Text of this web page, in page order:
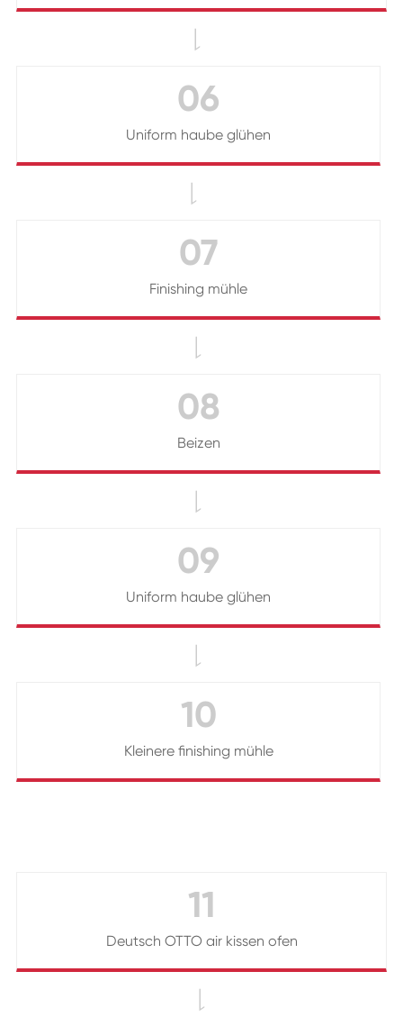

06
Uniform haube glühen

07
Finishing mühle

08
Beizen

09
Uniform haube glühen

10
Kleinere finishing mühle
11
Deutsch OTTO air kissen ofen
